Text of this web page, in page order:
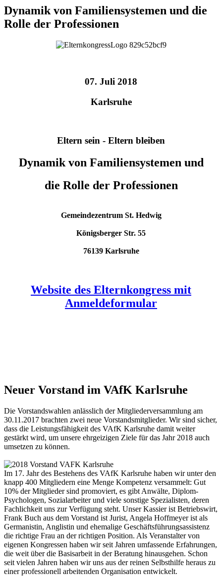
Dynamik von Familiensystemen und die
Rolle der Professionen
07. Juli 2018
Karlsruhe
Eltern sein - Eltern bleiben
Dynamik von Familiensystemen und
die Rolle der Professionen
Gemeindezentrum St. Hedwig
Königsberger Str. 55
76139 Karlsruhe
Website des Elternkongress mit
Anmeldeformular
Neuer Vorstand im VAfK Karlsruhe
Die Vorstandswahlen anlässlich der Mitgliederversammlung am
30.11.2017 brachten zwei neue Vorstandsmitglieder. Wir sind sicher,
dass die Leistungsfähigkeit des VAfK Karlsruhe damit weiter
gestärkt wird, um unsere ehrgeizigen Ziele für das Jahr 2018 auch
umsetzen zu können.
Im 17. Jahr des Bestehens des VAfK Karlsruhe haben wir unter den
knapp 400 Mitgliedern eine Menge Kompetenz versammelt: Gut
10% der Mitglieder sind promoviert, es gibt Anwälte, Diplom-
Psychologen, Sozialarbeiter und viele sonstige Spezialisten, deren
Fachlichkeit uns zur Verfügung steht. Unser Kassier ist Betriebswirt,
Frank Buch aus dem Vorstand ist Jurist, Angela Hoffmeyer ist als
Germanistin, Anglistin und ehemalige Geschäftsführungsassistenz
die richtige Frau an der richtigen Position. Als Veranstalter von
eigenen Kongressen haben wir seit Jahren umfassende Erfahrungen,
die weit über die Basisarbeit in der Beratung hinausgehen. Schon
seit vielen Jahren haben wir uns aus der reinen Selbsthilfe heraus zu
einer professionell arbeitenden Organisation entwickelt.